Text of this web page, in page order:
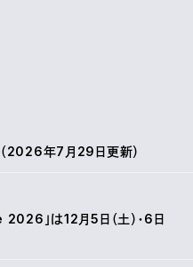
2026年7月29日更新）
」は12月5日（土）・6日